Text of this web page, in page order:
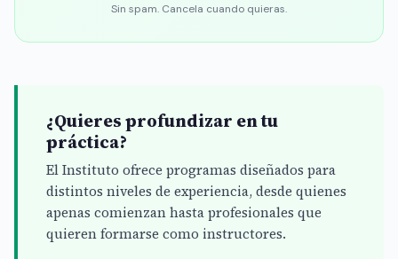
Sin spam. Cancela cuando quieras.
¿Quieres profundizar en tu
práctica?
El Instituto ofrece programas diseñados para
distintos niveles de experiencia, desde quienes
apenas comienzan hasta profesionales que
quieren formarse como instructores.